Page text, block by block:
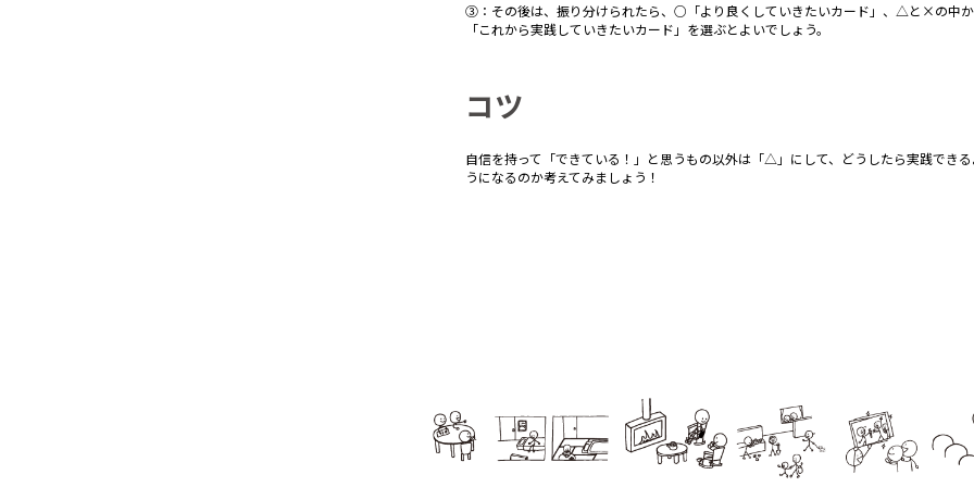
③：その後は、振り分けられたら、○「より良くしていきたいカード」、△と×の中
「これから実践していきたいカード」を選ぶとよいでしょう。
コツ
自信を持って「できている！」と思うもの以外は「△」にして、どうしたら実践でき
うになるのか考えてみましょう！